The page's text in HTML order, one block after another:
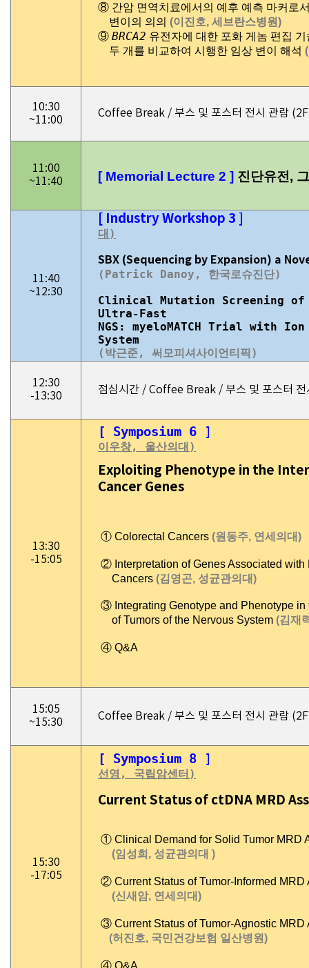
⑧ 간암 면역치료에서의 예후 예측 마커로
변이의 의의 (이진호, 세브란스병원)
⑨ BRCA2 유전자에 대한 포화 게놈 편집
두 개를 비교하여 시행한 임상 변이 해석
10:30
~11:00
Coffee Break / 부스 및 포스터 전시 관람
11:00
~11:40
[ Memorial Lecture 2 ] 진단유전,
11:40
~12:30
[ Industry Workshop 3 ]
대)
SBX (Sequencing by Expansion) a
(Patrick Danoy, 한국로슈진단)
Clinical Mutation Screening of
Ultra-Fast
NGS: myeloMATCH Trial with
System
(박근준, 써모피셔사이언티픽)
12:30
-13:30
점심시간 / Coffee Break / 부스 및 포스터
13:30
-15:05
[ Symposium 6
이우창, 울산의대)
Exploiting Phenotype in the
Cancer Genes
① Colorectal Cancers (원동주, 연세의대)
② Interpretation of Genes Associated with
Cancers (김영곤, 성균관의대)
③ Integrating Genotype and Phenotype
of Tumors of the Nervous System (김재
④ Q&A
15:05
~15:30
Coffee Break / 부스 및 포스터 전시 관람
15:30
-17:05
[ Symposium 8
선영, 국립암센터)
Current Status of ctDNA MRD
① Clinical Demand for Solid Tumor MRD
(임성희, 성균관의대 )
② Current Status of Tumor-Informed MRD
(신새암, 연세의대)
③ Current Status of Tumor-Agnostic MRD
(허진호, 국민건강보험 일산병원)
④ Q&A